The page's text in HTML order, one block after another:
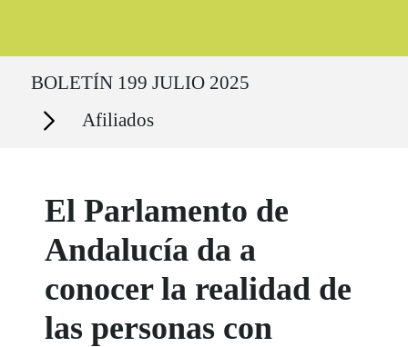
BOLETÍN 199 JULIO 2025
Secciones Afiliados
El Parlamento de
Andalucía da a
conocer la realidad de
las personas con